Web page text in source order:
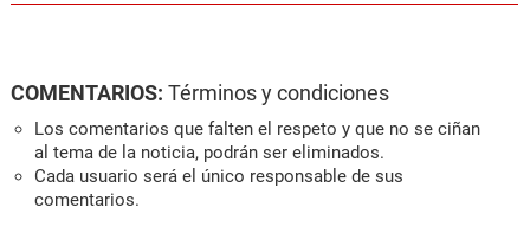
COMENTARIOS: Términos y condiciones
Los comentarios que falten el respeto y que no se ciñan
al tema de la noticia, podrán ser eliminados.
Cada usuario será el único responsable de sus
comentarios.